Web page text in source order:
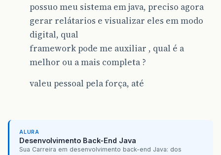
possuo meu sistema em java, preciso agora
gerar relátarios e visualizar eles em modo
digital, qual
framework pode me auxiliar , qual é a
melhor ou a mais completa ?
valeu pessoal pela força, até
ALURA
Desenvolvimento Back-End Java
Sua Carreira em desenvolvimento back-end Java: dos